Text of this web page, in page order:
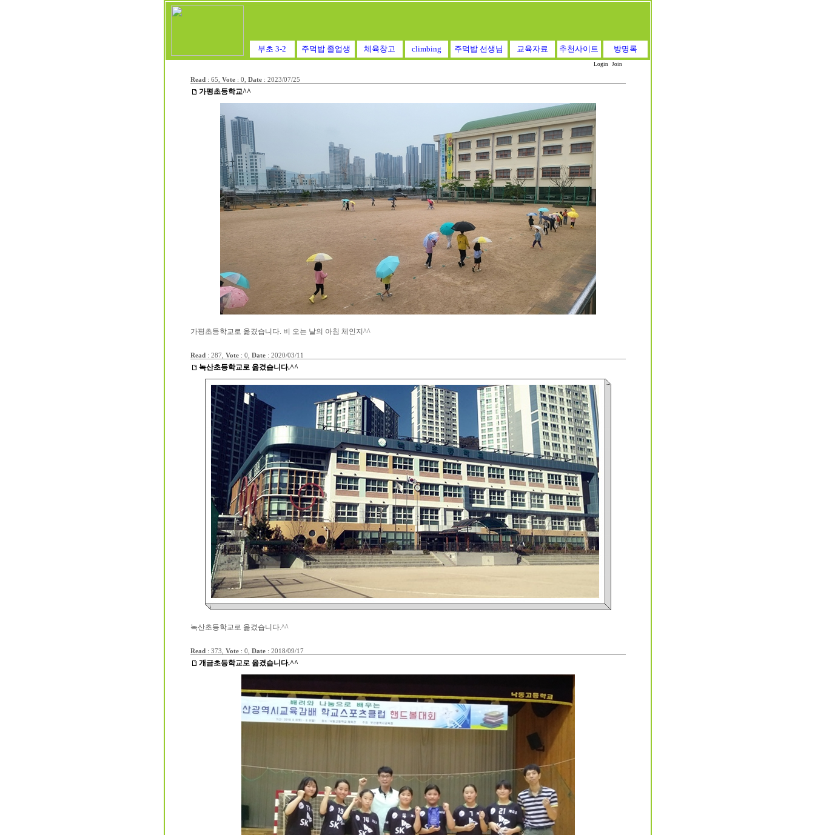
부초 3-2 주먹밥 졸업생 체육창고 climbing 주먹밥 선생님 교육자료 추천사이트 방명록
Login Join
Read : 65, Vote: 0, Date: 2023/07/25
가평초등학교^^
가평초등학교로 옮겼습니다. 비 오는 날의 아침 체인지^^
Read : 287, Vote: 0, Date: 2020/03/11
녹산초등학교로 옮겼습니다.^^
녹산초등학교로 옮겼습니다.^^
Read : 373, Vote: 0, Date: 2018/09/17
개금초등학교로 옮겼습니다.^^